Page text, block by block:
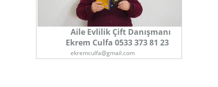
Aile Evlilik Çift Danışmanı
Ekrem Culfa 0533 373 81 23
ekremculfa@gmail.com